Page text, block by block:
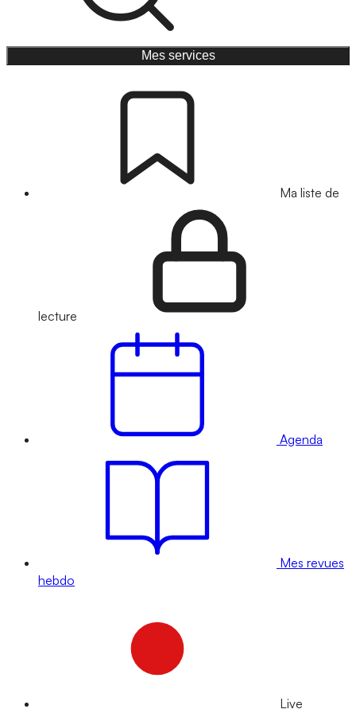
Mes services
Ma liste de
lecture
Agenda
Mes revues
hebdo
Live